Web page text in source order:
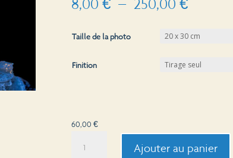
8,00 € – 250,00 €
prix :
8,00 €
250,00 €
Taille de la photo
Finition
60,00 €
Ajouter au panier